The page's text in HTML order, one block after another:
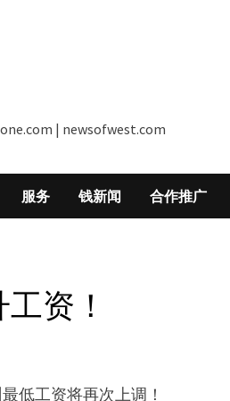
| newsofwest.com
服务 钱新闻 合作推广
资！
低工资将再次上调！